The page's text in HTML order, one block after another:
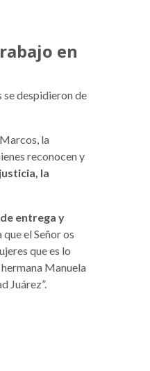
en
se despidieron de
la
reconocen y
la
entrega y
el Señor os
que es lo
Manuela
Juárez”.